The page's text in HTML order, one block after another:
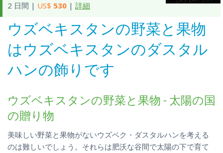
2 日間 | US$ 530 | 詳細
ウズベキスタンの野菜と果物
はウズベキスタンのダスタル
ハンの飾りです
ウズベキスタンの野菜と果物 - 太陽の国
の贈り物
美味しい野菜と果物がないウズベク・ダスタルハンを考える
のは難しいでしょう。それらは肥沃な谷間で太陽の下で育て